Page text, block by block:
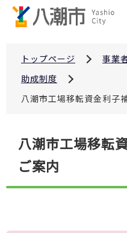
トップページ 事業
助成制度
八潮市工場移転資金利子
八潮市工場移転
ご案内